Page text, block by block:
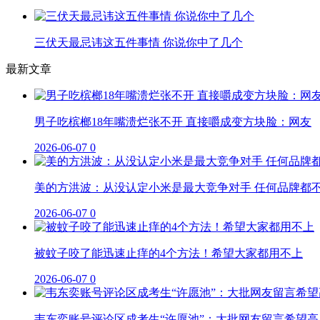
三伏天最忌讳这五件事情 你说你中了几个
最新文章
男子吃槟榔18年嘴溃烂张不开 直接嚼成变方块脸：网友
2026-06-07 0
美的方洪波：从没认定小米是最大竞争对手 任何品牌都
2026-06-07 0
被蚊子咬了能迅速止痒的4个方法！希望大家都用不上
2026-06-07 0